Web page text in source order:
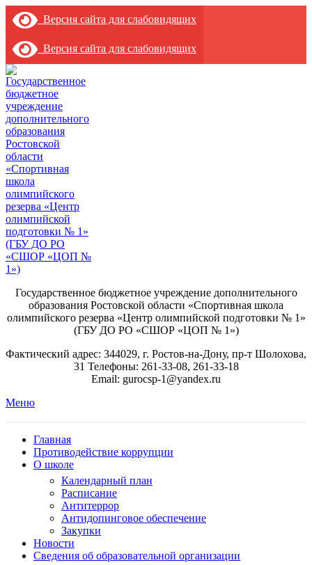
Версия сайта для слабовидящих
Версия сайта для слабовидящих
Государственное бюджетное учреждение дополнительного
образования Ростовской области «Спортивная школа
олимпийского резерва «Центр олимпийской подготовки № 1»
(ГБУ ДО РО «СШОР «ЦОП № 1»)
Фактический адрес: 344029, г. Ростов-на-Дону, пр-т Шолохова,
31 Телефоны: 261-33-08, 261-33-18
Email: gurocsp-1@yandex.ru
Меню
Главная
Противодействие коррупции
О школе
Календарный план
Расписание
Антитеррор
Антидопинговое обеспечение
Закупки
Новости
Сведения об образовательной организации